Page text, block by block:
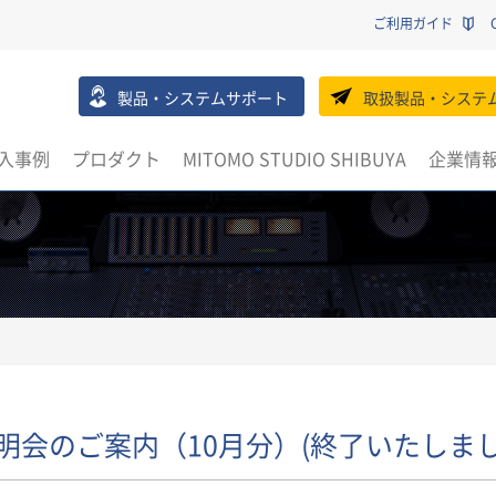
ご利用ガイド
製品・システムサポート 取扱製品・システ
事例 プロダクト MITOMO STUDIO SHIBUYA 企業情
のご案内（10月分）(終了いたしま